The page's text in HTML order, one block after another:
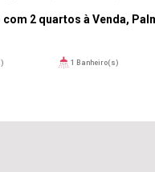
2 quartos à Venda,
1 Banheiro(s)